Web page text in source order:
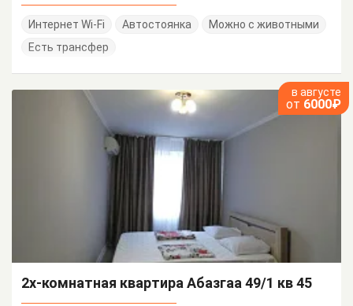
Интернет Wi-Fi Автостоянка
Можно с животными
Есть трансфер
в августе
от 6000₽
2х-комнатная квартира Абазгаа 49/1 кв 45